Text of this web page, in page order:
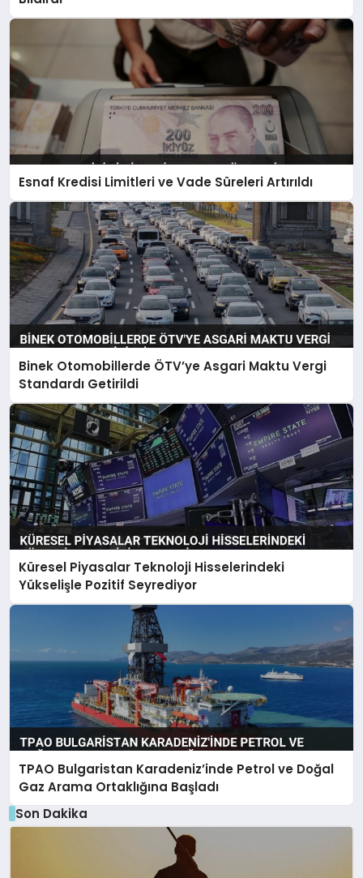
Esnaf Kredisi Limitleri ve Vade Süreleri Artırıldı
Binek Otomobillerde ÖTV’ye Asgari Maktu Vergi
Standardı Getirildi
Küresel Piyasalar Teknoloji Hisselerindeki
Yükselişle Pozitif Seyrediyor
TPAO Bulgaristan Karadeniz’inde Petrol ve Doğal
Gaz Arama Ortaklığına Başladı
Son Dakika